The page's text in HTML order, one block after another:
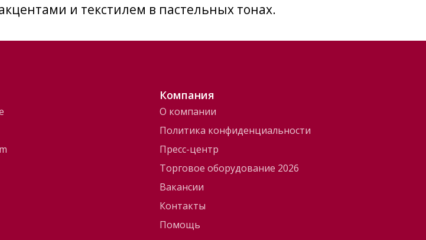
и текстилем в пастельных тонах.
Компания
О компании
Политика конфиденциальности
Пресс-центр
Торговое оборудование 2026
Вакансии
Контакты
Помощь